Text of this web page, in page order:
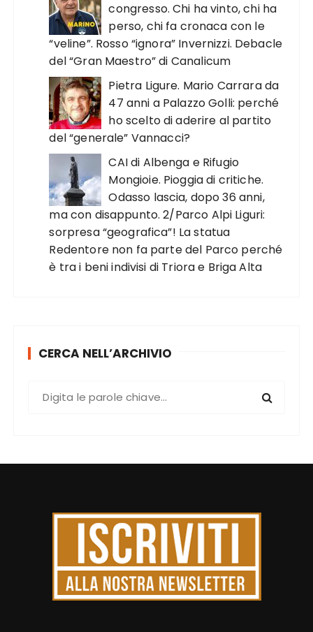
congresso. Chi ha vinto, chi ha
perso, chi fa cronaca con le
“veline”. Rosso “ignora” Invernizzi. Debacle
del “Gran Maestro” di Canalicum
Pietra Ligure. Mario Carrara da
47 anni a Palazzo Golli: perché
ho scelto di aderire al partito
del “generale” Vannacci?
CAI di Albenga e Rifugio
Mongioie. Pioggia di critiche.
Odasso lascia, dopo 36 anni,
ma con disappunto. 2/Parco Alpi Liguri:
sorpresa “geografica”! La statua
Redentore non fa parte del Parco perché
è tra i beni indivisi di Triora e Briga Alta
CERCA NELL’ARCHIVIO